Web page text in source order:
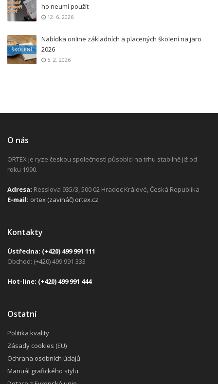
ho neumí použít
12. 6. 2026
Nabídka online základních a placených školení na jaro
2026
5. 2. 2026
O nás
ORTEX je ryze českou společností působící na trhu stabilně již od
roku 1990.
Adresa: Resslova 935/3, 500 02 Hradec Králové, Česká Republika
E-mail: ortex (zavináč) ortex.cz
Kontakty
Ústředna: (+420) 499 991 111
Obchod: (+420) 499 991 333
Hot-line: (+420) 499 991 444
Ostatní
Politika kvality
Zásady cookies (EU)
Ochrana osobních údajů
Manuál grafického stylu